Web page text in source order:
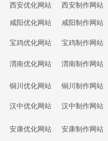
西安优化网站 西安制作网站
咸阳优化网站 咸阳制作网站
宝鸡优化网站 宝鸡制作网站
渭南优化网站 渭南制作网站
铜川优化网站 铜川制作网站
汉中优化网站 汉中制作网站
安康优化网站 安康制作网站